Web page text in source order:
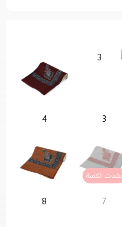
3
4
نفدت الكمية
7
8